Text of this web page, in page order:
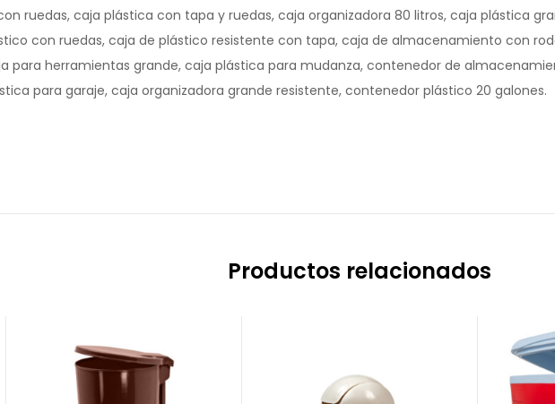
ruedas, caja plástica con tapa y ruedas, caja organizadora 80 litros, caja plástica
con ruedas, caja de plástico resistente con tapa, caja de almacenamiento con
para herramientas grande, caja plástica para mudanza, contenedor de
para garaje, caja organizadora grande resistente, contenedor plástico 20 galones.
Productos relacionados